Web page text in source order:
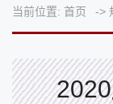
当前位置: 首页 ->